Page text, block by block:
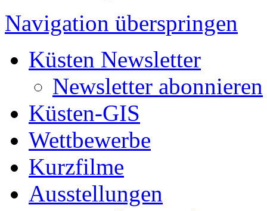
Navigation überspringen
Küsten Newsletter
Newsletter abonnieren
Küsten-GIS
Wettbewerbe
Kurzfilme
Ausstellungen